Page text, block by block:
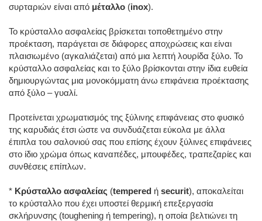
συρταριών είναι από μέταλλο (inox).
Το κρύσταλλο ασφαλείας βρίσκεται τοποθετημένο στην
προέκταση, παράγεται σε διάφορες αποχρώσεις και είναι
πλαισιωμένο (αγκαλιάζεται) από μια λεπτή λουρίδα ξύλο. Το
κρύσταλλο ασφαλείας και το ξύλο βρίσκονται στην ίδια ευθεία
δημιουργώντας μια μονοκόμματη άνω επιφάνεια προέκτασης
από ξύλο – γυαλί.
Προτείνεται χρωματισμός της ξύλινης επιφάνειας στο φυσικό
της καρυδιάς έτσι ώστε να συνδυάζεται εύκολα με άλλα
έπιπλα του σαλονιού σας που επίσης έχουν ξύλινες επιφάνειες
στο ίδιο χρώμα όπως καναπέδες, μπουφέδες, τραπεζαρίες και
συνθέσεις επίπλων.
* Κρύσταλλο ασφαλείας (tempered ή securit), αποκαλείται
το κρύσταλλο που έχει υποστεί θερμική επεξεργασία
σκλήρυνσης (toughening ή tempering), η οποία βελτιώνει τη